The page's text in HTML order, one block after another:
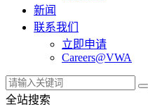
新闻
联系我们
立即申请
Careers@VWA
全站搜索